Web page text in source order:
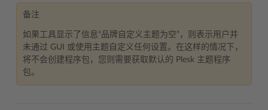
备注
如果工具显示了信息“品牌自定义主题为空”，则表示用户并
未通过 GUI 或使用主题自定义任何设置。在这样的情况下，
将不会创建程序包，您则需要获取默认的 Plesk 主题程序
包。